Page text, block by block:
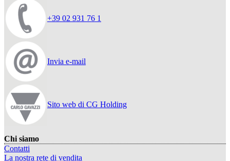
+39 02 931 76 1
Invia e-mail
Sito web di CG Holding
Chi siamo
Contatti
La nostra rete di vendita